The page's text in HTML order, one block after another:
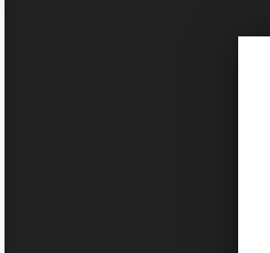
Sketchbook5, 스케
Sketchbook5, 스케